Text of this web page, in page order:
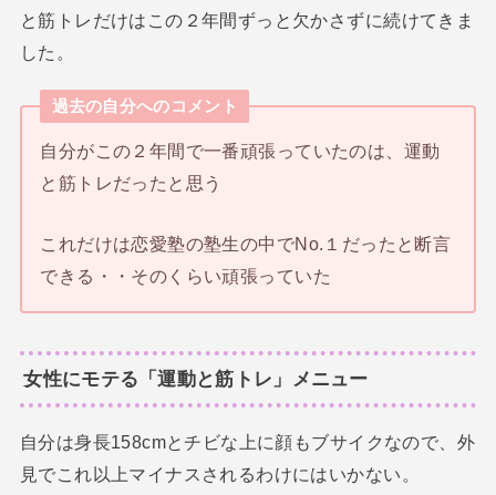
と筋トレだけはこの２年間ずっと欠かさずに続けてきま
した。
過去の自分へのコメント
自分がこの２年間で一番頑張っていたのは、運動
と筋トレだったと思う
これだけは恋愛塾の塾生の中でNo.１だったと断言
できる・・そのくらい頑張っていた
女性にモテる「運動と筋トレ」メニュー
自分は身長158cmとチビな上に顔もブサイクなので、外
見でこれ以上マイナスされるわけにはいかない。